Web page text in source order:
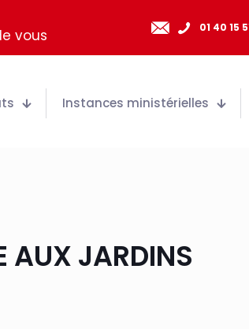
vous
01 40 15
Instances ministérielles
AUX JARDINS